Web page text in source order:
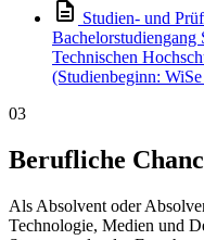
Studien- und
Bachelorstudiengang
Technischen
(Studienbeginn:
03
Berufliche
Als Absolvent oder
Technologie, Medien und